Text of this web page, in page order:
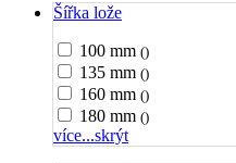
Šířka lože
100 mm ()
135 mm ()
160 mm ()
180 mm ()
více...skrýt